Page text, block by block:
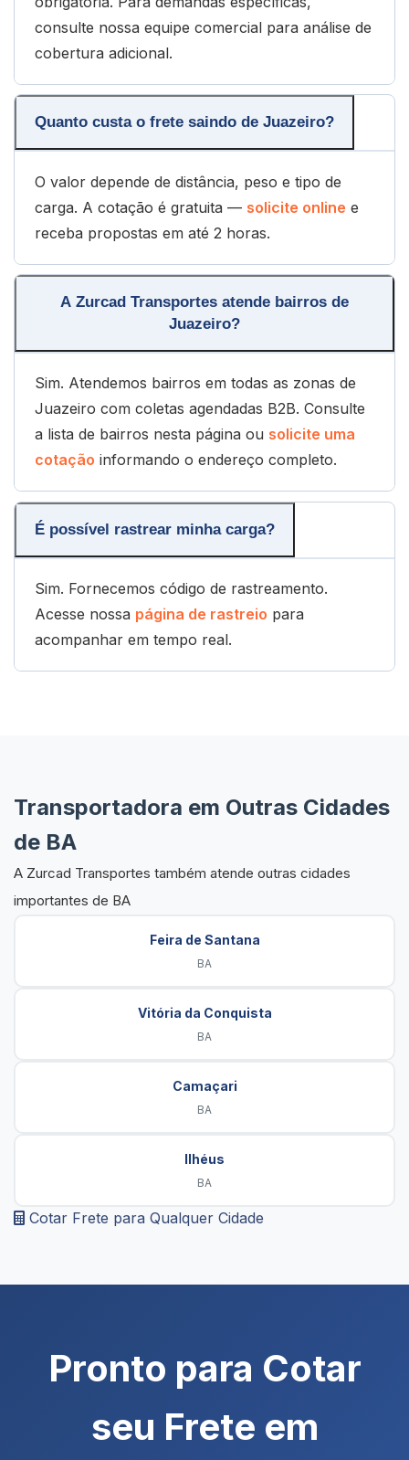
consulte nossa equipe comercial para análise de
cobertura adicional.
Quanto custa o frete saindo de Juazeiro?
O valor depende de distância, peso e tipo de
carga. A cotação é gratuita — solicite online e
receba propostas em até 2 horas.
A Zurcad Transportes atende bairros de
Juazeiro?
Sim. Atendemos bairros em todas as zonas de
Juazeiro com coletas agendadas B2B. Consulte
a lista de bairros nesta página ou solicite uma
cotação informando o endereço completo.
É possível rastrear minha carga?
Sim. Fornecemos código de rastreamento.
Acesse nossa página de rastreio para
acompanhar em tempo real.
Transportadora em Outras Cidades
de BA
A Zurcad Transportes também atende outras cidades
importantes de BA
Feira de Santana
BA
Vitória da Conquista
BA
Camaçari
BA
Ilhéus
BA
Cotar Frete para Qualquer Cidade
Pronto para Cotar
seu Frete em